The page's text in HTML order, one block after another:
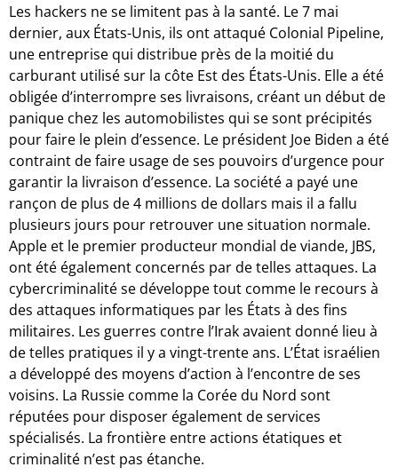
Les hackers ne se limitent pas à la santé. Le 7 mai
dernier, aux États-Unis, ils ont attaqué Colonial Pipeline,
une entreprise qui distribue près de la moitié du
carburant utilisé sur la côte Est des États-Unis. Elle a été
obligée d’interrompre ses livraisons, créant un début de
panique chez les automobilistes qui se sont précipités
pour faire le plein d’essence. Le président Joe Biden a été
contraint de faire usage de ses pouvoirs d’urgence pour
garantir la livraison d’essence. La société a payé une
rançon de plus de 4 millions de dollars mais il a fallu
plusieurs jours pour retrouver une situation normale.
Apple et le premier producteur mondial de viande, JBS,
ont été également concernés par de telles attaques. La
cybercriminalité se développe tout comme le recours à
des attaques informatiques par les États à des fins
militaires. Les guerres contre l’Irak avaient donné lieu à
de telles pratiques il y a vingt-trente ans. L’État israélien
a développé des moyens d’action à l’encontre de ses
voisins. La Russie comme la Corée du Nord sont
réputées pour disposer également de services
spécialisés. La frontière entre actions étatiques et
criminalité n’est pas étanche.